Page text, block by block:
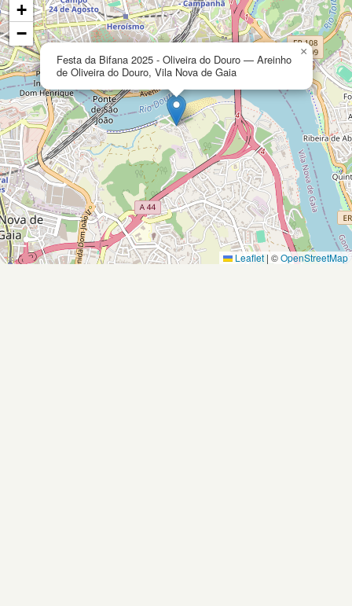
Festa da Bifana 2025 - Oliveira do Douro — Areinho
de Oliveira do Douro, Vila Nova de Gaia
×
+
−
Leaflet | ©OpenStreetMap